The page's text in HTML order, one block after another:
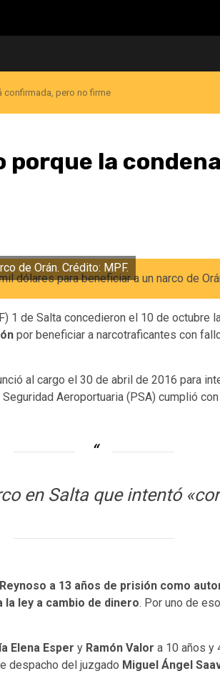
confirmada, pero no firme
porque la
de Orán. Crédito: MPF.
1 de Salta concedieron el 10 de octubre
por beneficiar a narcotraficantes con
al cargo el 30 de abril de 2016 para
Aeroportuaria (PSA) cumplió
en Salta que intentó
a 13 años de prisión como
ley a cambio de dinero. Por uno de
Elena Esper y Ramón Valor a 10 años y
despacho del juzgado Miguel Ángel